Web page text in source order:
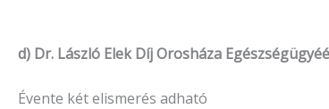
d) Dr. László Elek Díj Orosháza
Évente két elismerés adható